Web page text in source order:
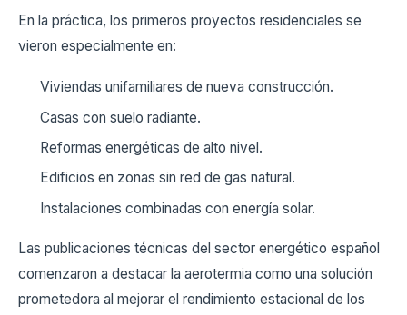
En la práctica, los primeros proyectos residenciales se
vieron especialmente en:
Viviendas unifamiliares de nueva construcción.
Casas con suelo radiante.
Reformas energéticas de alto nivel.
Edificios en zonas sin red de gas natural.
Instalaciones combinadas con energía solar.
Las publicaciones técnicas del sector energético español
comenzaron a destacar la aerotermia como una solución
prometedora al mejorar el rendimiento estacional de los